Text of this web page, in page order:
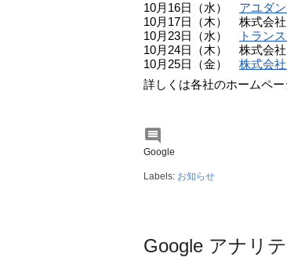
10月16日（水） アユダ
10月17日（木）　株式会
10月23日（水）
トラン
10月24日（木）　株式会
10月25日（金） 株式会
詳しくは各社のホームペ

Google
Labels: お知らせ
Google アナリ